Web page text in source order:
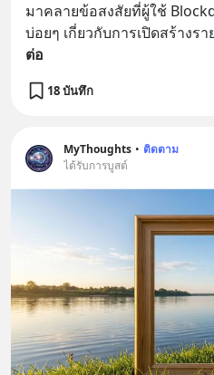
มาคลายข้อสงสัยที่ผู้ใช้
บ่อยๆ เกี่ยวกับการเปิดสร้างร
ต่อ
18 บันทึก
MyThoughts • ติดตาม
ได้รับการบูสต์